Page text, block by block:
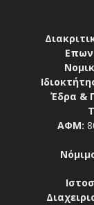
Έδρα &
ΑΦΜ: